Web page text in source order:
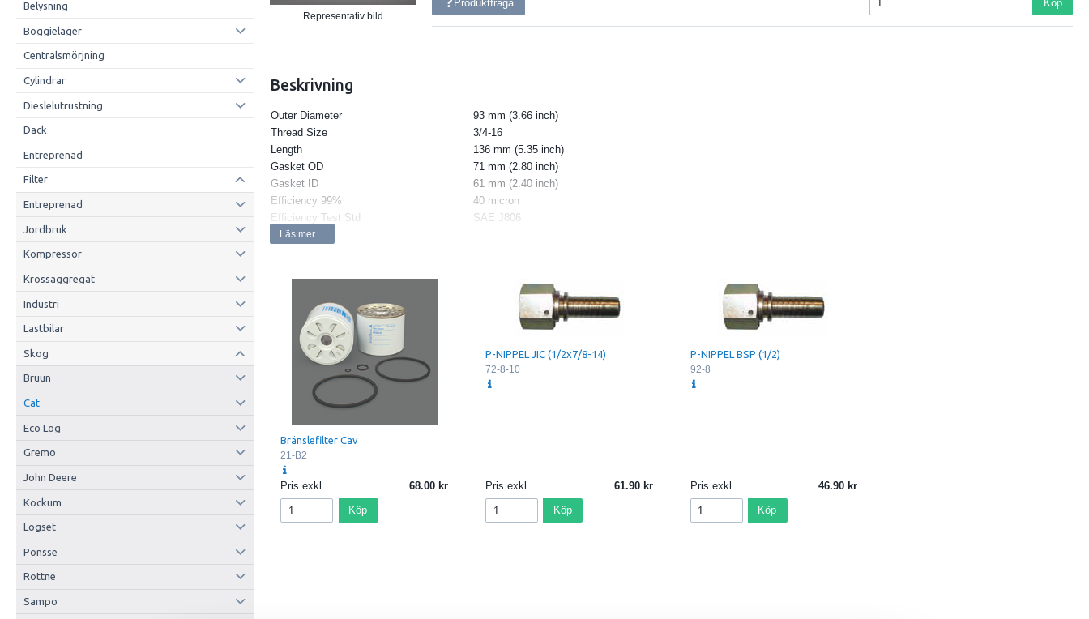
Belysning
Boggielager
Centralsmörjning
Cylindrar
Dieslelutrustning
Däck
Entreprenad
Filter
Entreprenad
Jordbruk
Kompressor
Krossaggregat
Industri
Lastbilar
Skog
Bruun
Cat
Eco Log
Gremo
John Deere
Kockum
Logset
Ponsse
Rottne
Sampo
Representativ bild
Produktfråga Köp
Beskrivning
Outer Diameter
93 mm (3.66 inch)
Thread Size
3/4-16
Length
136 mm (5.35 inch)
Gasket OD
71 mm (2.80 inch)
Gasket ID
61 mm (2.40 inch)
Efficiency 99%
40 micron
Efficiency Test Std
SAE J806
Anti-Drainback Valve
0.7 bar (10 psi)
Media Type
Collapse Burst
6.9 bar (100 psi)
Spin-On
Läs mer ...
Bränslefilter Cav
21-B2
Pris exkl. 68.00
Köp
P-NIPPEL JIC (1/2x7/8-14)
72-8-10
Pris exkl. 61.90
Köp
P-NIPPEL BSP (1/2)
92-8
Pris exkl. 46.90
Köp